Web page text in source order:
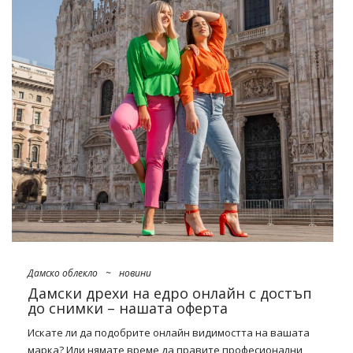
пролетта на 2022 г. – проверете!
Моделите управляват на модния подиум през този сезон
– както безсмъртни класики (грах, ивици, пергола), така и
артистични, на места донякъде кичозни щампи,
предизвикващи стила на 2000-те.рокли в модни модели
от търговия на едро онлайн ? Вижте:
Тропически цветя
Присъщ елемент на пролетния стил този …
Дамско облекло ~ новини
Дамски дрехи на едро онлайн с достъп
до снимки – нашата оферта
Искате ли да подобрите онлайн видимостта на вашата
марка? Или нямате време да правите професионални